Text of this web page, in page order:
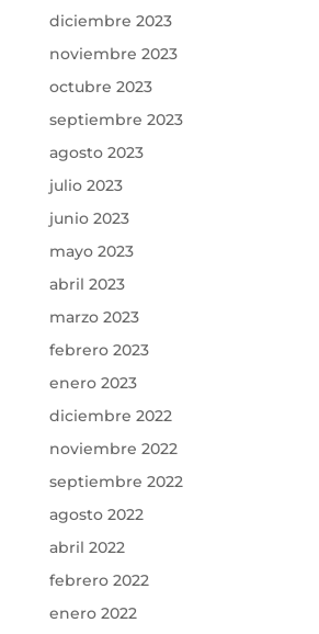
diciembre 2023
noviembre 2023
octubre 2023
septiembre 2023
agosto 2023
julio 2023
junio 2023
mayo 2023
abril 2023
marzo 2023
febrero 2023
enero 2023
diciembre 2022
noviembre 2022
septiembre 2022
agosto 2022
abril 2022
febrero 2022
enero 2022